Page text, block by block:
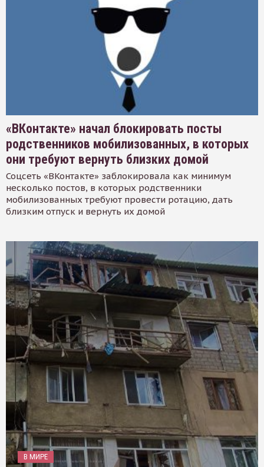
«ВКонтакте» начал блокировать посты
родственников мобилизованных, в которых
они требуют вернуть близких домой
Соцсеть «ВКонтакте» заблокировала как минимум
несколько постов, в которых родственники
мобилизованных требуют провести ротацию, дать
близким отпуск и вернуть их домой
В МИРЕ